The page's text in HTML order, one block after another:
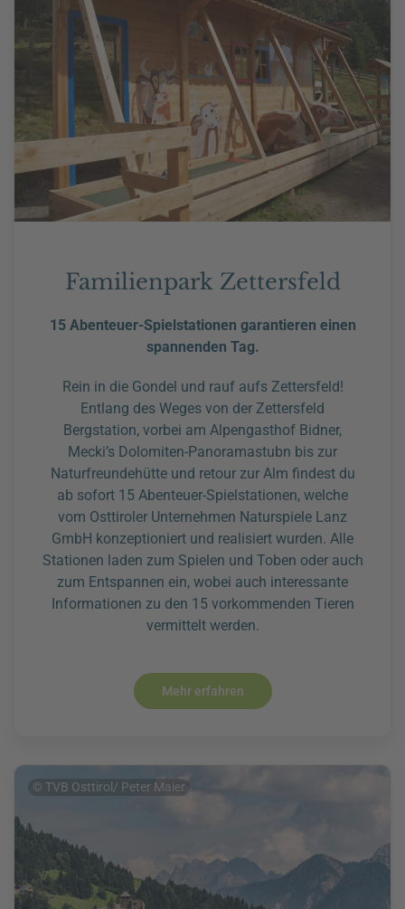
Familienpark Zettersfeld
15 Abenteuer-Spielstationen garantieren einen
spannenden Tag.
Rein in die Gondel und rauf aufs Zettersfeld!
Entlang des Weges von der Zettersfeld
Bergstation, vorbei am Alpengasthof Bidner,
Mecki’s Dolomiten-Panoramastubn bis zur
Naturfreundehütte und retour zur Alm findest du
ab sofort 15 Abenteuer-Spielstationen, welche
vom Osttiroler Unternehmen Naturspiele Lanz
GmbH konzeptioniert und realisiert wurden. Alle
Stationen laden zum Spielen und Toben oder auch
zum Entspannen ein, wobei auch interessante
Informationen zu den 15 vorkommenden Tieren
vermittelt werden.
Mehr erfahren
© TVB Osttirol/ Peter Maier